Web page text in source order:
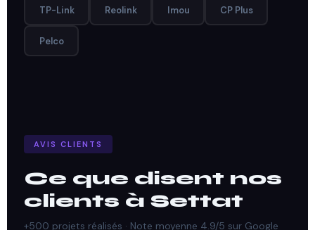
TP-Link Reolink Imou CP Plus
Pelco
AVIS CLIENTS
Ce que disent nos
clients à Settat
+500 projets réalisés · Note moyenne 4.9/5 sur Google